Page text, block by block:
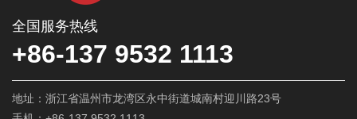
全国服务热线
+86-137 9532 1113
地址：浙江省温州市龙湾区永中街道城南村迎川路23号